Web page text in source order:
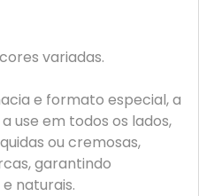
variadas.
e formato especial, a
use em todos os lados,
ou cremosas,
garantindo
naturais.